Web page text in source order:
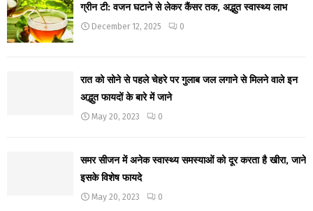
ग्रीन टी: वजन घटाने से लेकर कैंसर तक, अद्भुत स्वास्थ्य लाभ
December 12, 2025 0
रात को सोने से पहले चेहरे पर गुलाब जल लगाने से मिलने वाले इन
अद्भुत फायदों के बारे में जाने
May 20, 2023 0
समर सीजन में अनेक स्वास्थ्य समस्याओं को दूर करता है खीरा, जाने
इसके विशेष फायदे
May 20, 2023 0